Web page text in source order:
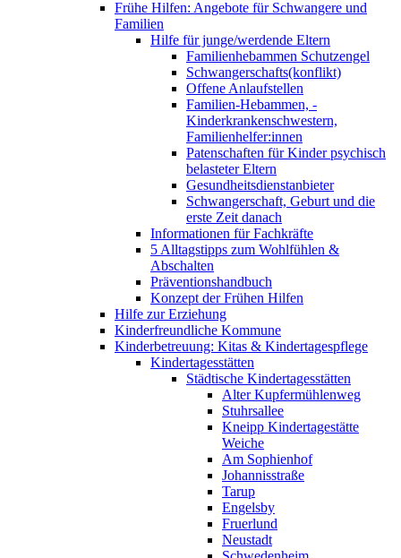
Frühe Hilfen: Angebote für Schwangere und
Familien
Hilfe für junge/werdende Eltern
Familienhebammen Schutzengel
Schwangerschafts(konflikt)
Offene Anlaufstellen
Familien-Hebammen, -
Kinderkrankenschwestern,
Familienhelfer:innen
Patenschaften für Kinder psychisch
belasteter Eltern
Gesundheitsdienstanbieter
Schwangerschaft, Geburt und die
erste Zeit danach
Informationen für Fachkräfte
5 Alltagstipps zum Wohlfühlen &
Abschalten
Präventionshandbuch
Konzept der Frühen Hilfen
Hilfe zur Erziehung
Kinderfreundliche Kommune
Kinderbetreuung: Kitas & Kindertagespflege
Kindertagesstätten
Städtische Kindertagesstätten
Alter Kupfermühlenweg
Stuhrsallee
Kneipp Kindertagestätte
Weiche
Am Sophienhof
Johannisstraße
Tarup
Engelsby
Fruerlund
Neustadt